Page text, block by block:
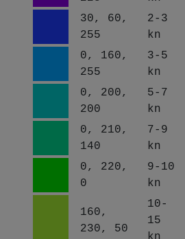
30, 60,
255
2-3
kn
0, 160,
255
3-5
kn
0, 200,
200
5-7
kn
0, 210,
140
7-9
kn
0, 220,
0
9-10
kn
160,
230, 50
10-
15